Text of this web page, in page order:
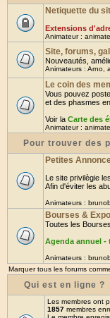
Netiquette du
Extensions
Animateur :
Site, forums,
Nouveautés,
Animateurs : Arno
Le coin des
Vous pouvez
et des phasmes
Voir la Carte des
Animateur :
Pour trouver des
Petites
Le site privilègie
Afin d'éviter les
Animateurs :
Bourses &
Toutes les
Agenda annuel -
Animateurs :
Marquer tous les forums
Qui est en ligne ?
Les membres ont
1857 membres